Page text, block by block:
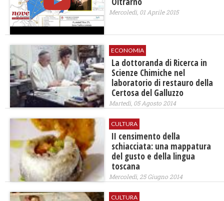
Mercoledì, 01 Aprile 2015
ECONOMIA
La dottoranda di Ricerca in
Scienze Chimiche nel
laboratorio di restauro della
Certosa del Galluzzo
Martedì, 05 Agosto 2014
CULTURA
II censimento della
schiacciata: una mappatura
del gusto e della lingua
toscana
Mercoledì, 25 Giugno 2014
CULTURA